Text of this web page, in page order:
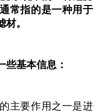
常指的是一种用于
。
些基本信息：
的主要作用之一是进